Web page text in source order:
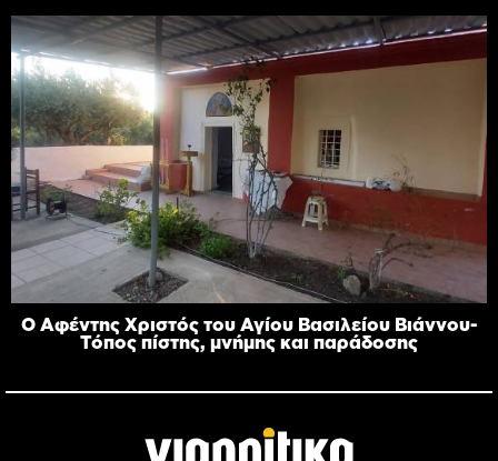
Ο Αφέντης Χριστός του Αγίου Βασιλείου Βιάννου-
Τόπος πίστης, μνήμης και παράδοσης